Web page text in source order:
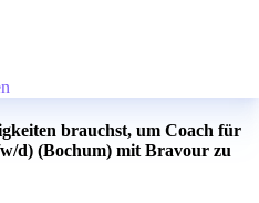
brauchst, um Coach für
d) (Bochum) mit Bravour zu